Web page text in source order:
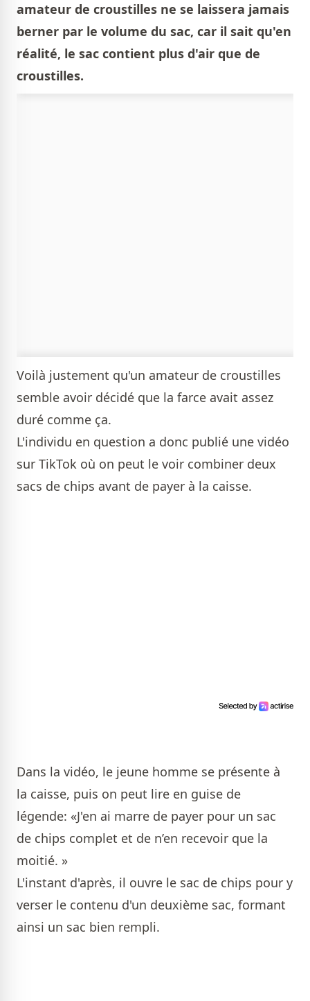
amateur de croustilles ne se laissera jamais
berner par le volume du sac, car il sait qu'en
réalité, le sac contient plus d'air que de
croustilles.
Voilà justement qu'un amateur de croustilles
semble avoir décidé que la farce avait assez
duré comme ça.
L'individu en question a donc publié une vidéo
sur TikTok où on peut le voir combiner deux
sacs de chips avant de payer à la caisse.
Dans la vidéo, le jeune homme se présente à
la caisse, puis on peut lire en guise de
légende: «J'en ai marre de payer pour un sac
de chips complet et de n’en recevoir que la
moitié. »
L'instant d'après, il ouvre le sac de chips pour y
verser le contenu d'un deuxième sac, formant
ainsi un sac bien rempli.